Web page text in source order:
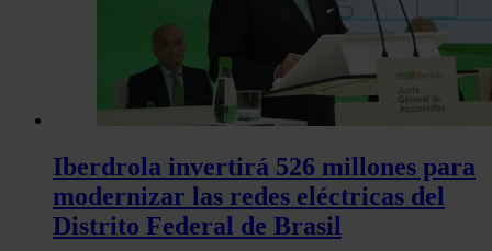
Iberdrola invertirá 526 millones para
modernizar las redes eléctricas del
Distrito Federal de Brasil